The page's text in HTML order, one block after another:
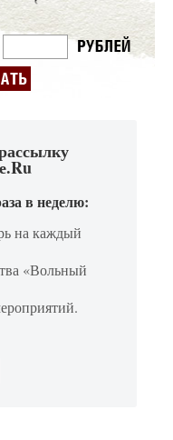
в неделю:
на каждый
«Вольный